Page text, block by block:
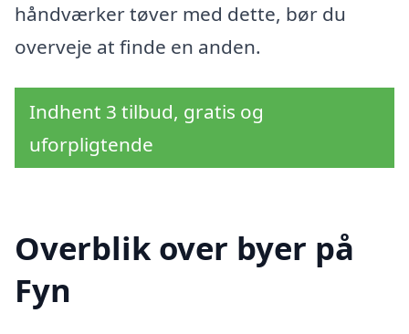
håndværker tøver med dette, bør du
overveje at finde en anden.
Indhent 3 tilbud, gratis og
uforpligtende
Overblik over byer på
Fyn